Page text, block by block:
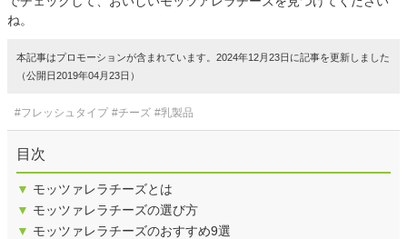
ね。
本記事はプロモーションが含まれています。2024年12月23日に記事を更新しました
（公開日2019年04月23日）
#フレッシュタイプ #チーズ #乳製品
目次
▼ モッツァレラチーズとは
▼ モッツァレラチーズの選び方
▼ モッツァレラチーズのおすすめ9選